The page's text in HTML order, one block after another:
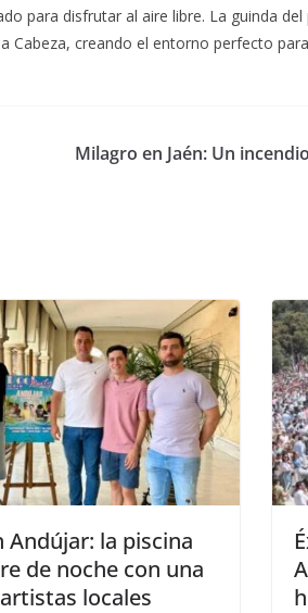
para disfrutar al aire libre. La guinda
Cabeza, creando el entorno perfecto
Milagro en Jaén: Un
Andújar: la piscina
de noche con una
locales